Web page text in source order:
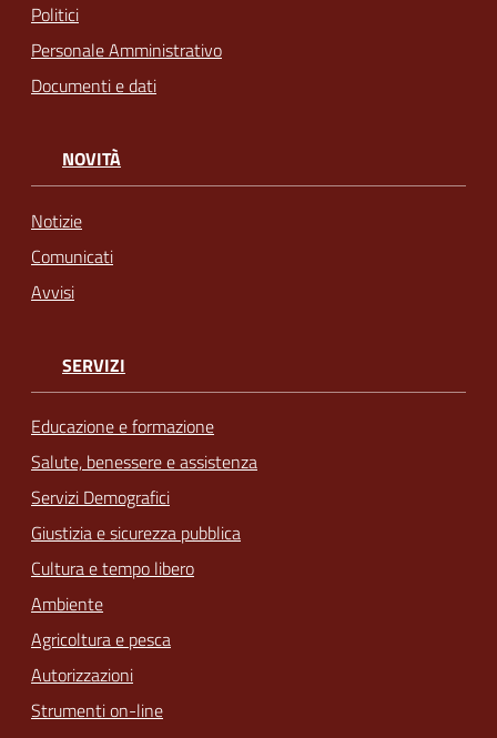
Politici
Personale Amministrativo
Documenti e dati
NOVITÀ
Notizie
Comunicati
Avvisi
SERVIZI
Educazione e formazione
Salute, benessere e assistenza
Servizi Demografici
Giustizia e sicurezza pubblica
Cultura e tempo libero
Ambiente
Agricoltura e pesca
Autorizzazioni
Strumenti on-line